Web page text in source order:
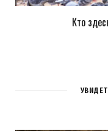
Кто